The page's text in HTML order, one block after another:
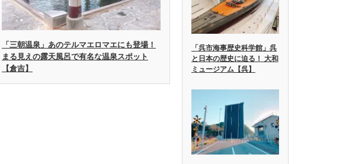
「三朝温泉」あのテルマエロマエにも登場！
まる見えの露天風呂で有名な温泉スポット
【倉吉】
「呉市海事歴史科学館」呉
と日本の歴史に迫る！ 大和
ミュージアム【呉】